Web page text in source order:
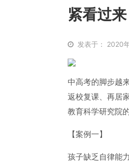
紧看过来
发表于： 2020
中高考的脚步越
返校复课、再居
教育科学研究院
【案例一】
孩子缺乏自律能